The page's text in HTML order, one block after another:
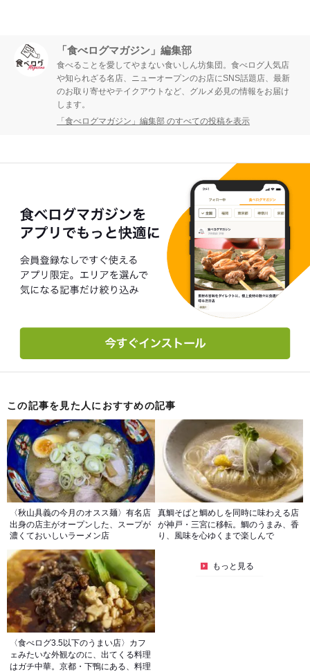
「食べログマガジン」編集部
食べることを愛してやまない食いしん坊集団。食べログ人気店
や知られざる名店、ニューオープンのお店にSNS話題店、最新
のお取り寄せやテイクアウトなど、グルメ必見の情報をお届け
します。
「食べログマガジン」編集部 のすべての投稿を表示
この記事を見た人におすすめの記事
〈秋山具義の今月のオスス麺〉有名店
出身の店主がオープンした、スープが
濃くておいしいラーメン店
真鯛そばと鯛めしを同時に味わえる店
が神戸・三宮に移転。鯛のうまみ、香
り、風味を心ゆくまで楽しんで
〈食べログ3.5以下のうまい店〉カフ
ェみたいな外観なのに、出てくる料理
はガチ中華。京都・下鴨にある、料理
もっと見る